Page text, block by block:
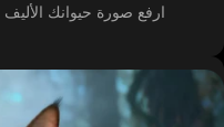
ارفع صورة حيوانك